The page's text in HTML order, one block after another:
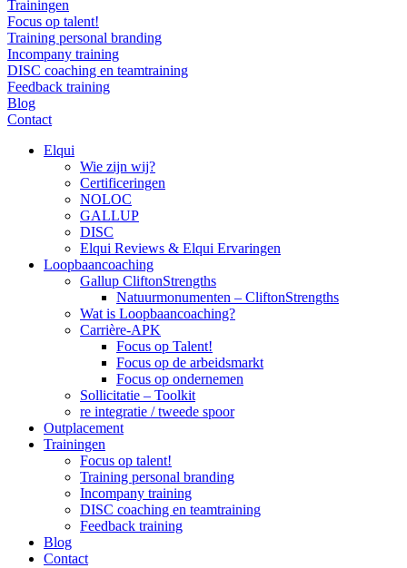
Trainingen
Focus op talent!
Training personal branding
Incompany training
DISC coaching en teamtraining
Feedback training
Blog
Contact
Elqui
Wie zijn wij?
Certificeringen
NOLOC
GALLUP
DISC
Elqui Reviews & Elqui Ervaringen
Loopbaancoaching
Gallup CliftonStrengths
Natuurmonumenten – CliftonStrengths
Wat is Loopbaancoaching?
Carrière-APK
Focus op Talent!
Focus op de arbeidsmarkt
Focus op ondernemen
Sollicitatie – Toolkit
re integratie / tweede spoor
Outplacement
Trainingen
Focus op talent!
Training personal branding
Incompany training
DISC coaching en teamtraining
Feedback training
Blog
Contact